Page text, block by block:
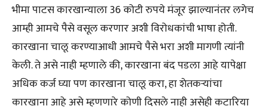
भीमा पाटस कारखान्याला 36 कोटी रुपये मंजूर झाल्यानंतर लगेच
आम्ही आमचे पैसे वसूल करणार अशी विरोधकांची भाषा होती.
कारखाना चालू करण्याआधी आमचे पैसे भरा अशी मागणी त्यांनी
केली. ते असे नाही म्हणाले की, कारखाना बंद पडला आहे यापेक्षा
अधिक कर्ज घ्या पण कारखाना चालू करा, हा शेतकऱ्यांचा
कारखाना आहे असे म्हणणारे कोणी दिसले नाही असेही कटारिया